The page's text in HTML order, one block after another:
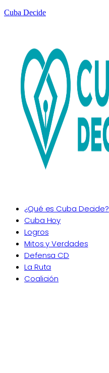
Cuba Decide
¿Qué es Cuba Decide?
Cuba Hoy
Logros
Mitos y Verdades
Defensa CD
La Ruta
Coalición